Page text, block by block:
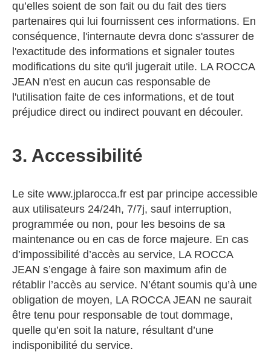
qu’elles soient de son fait ou du fait des tiers
partenaires qui lui fournissent ces informations. En
conséquence, l'internaute devra donc s'assurer de
l'exactitude des informations et signaler toutes
modifications du site qu'il jugerait utile. LA ROCCA
JEAN n'est en aucun cas responsable de
l'utilisation faite de ces informations, et de tout
préjudice direct ou indirect pouvant en découler.
3. Accessibilité
Le site www.jplarocca.fr est par principe accessible
aux utilisateurs 24/24h, 7/7j, sauf interruption,
programmée ou non, pour les besoins de sa
maintenance ou en cas de force majeure. En cas
d’impossibilité d’accès au service, LA ROCCA
JEAN s’engage à faire son maximum afin de
rétablir l’accès au service. N’étant soumis qu’à une
obligation de moyen, LA ROCCA JEAN ne saurait
être tenu pour responsable de tout dommage,
quelle qu’en soit la nature, résultant d’une
indisponibilité du service.